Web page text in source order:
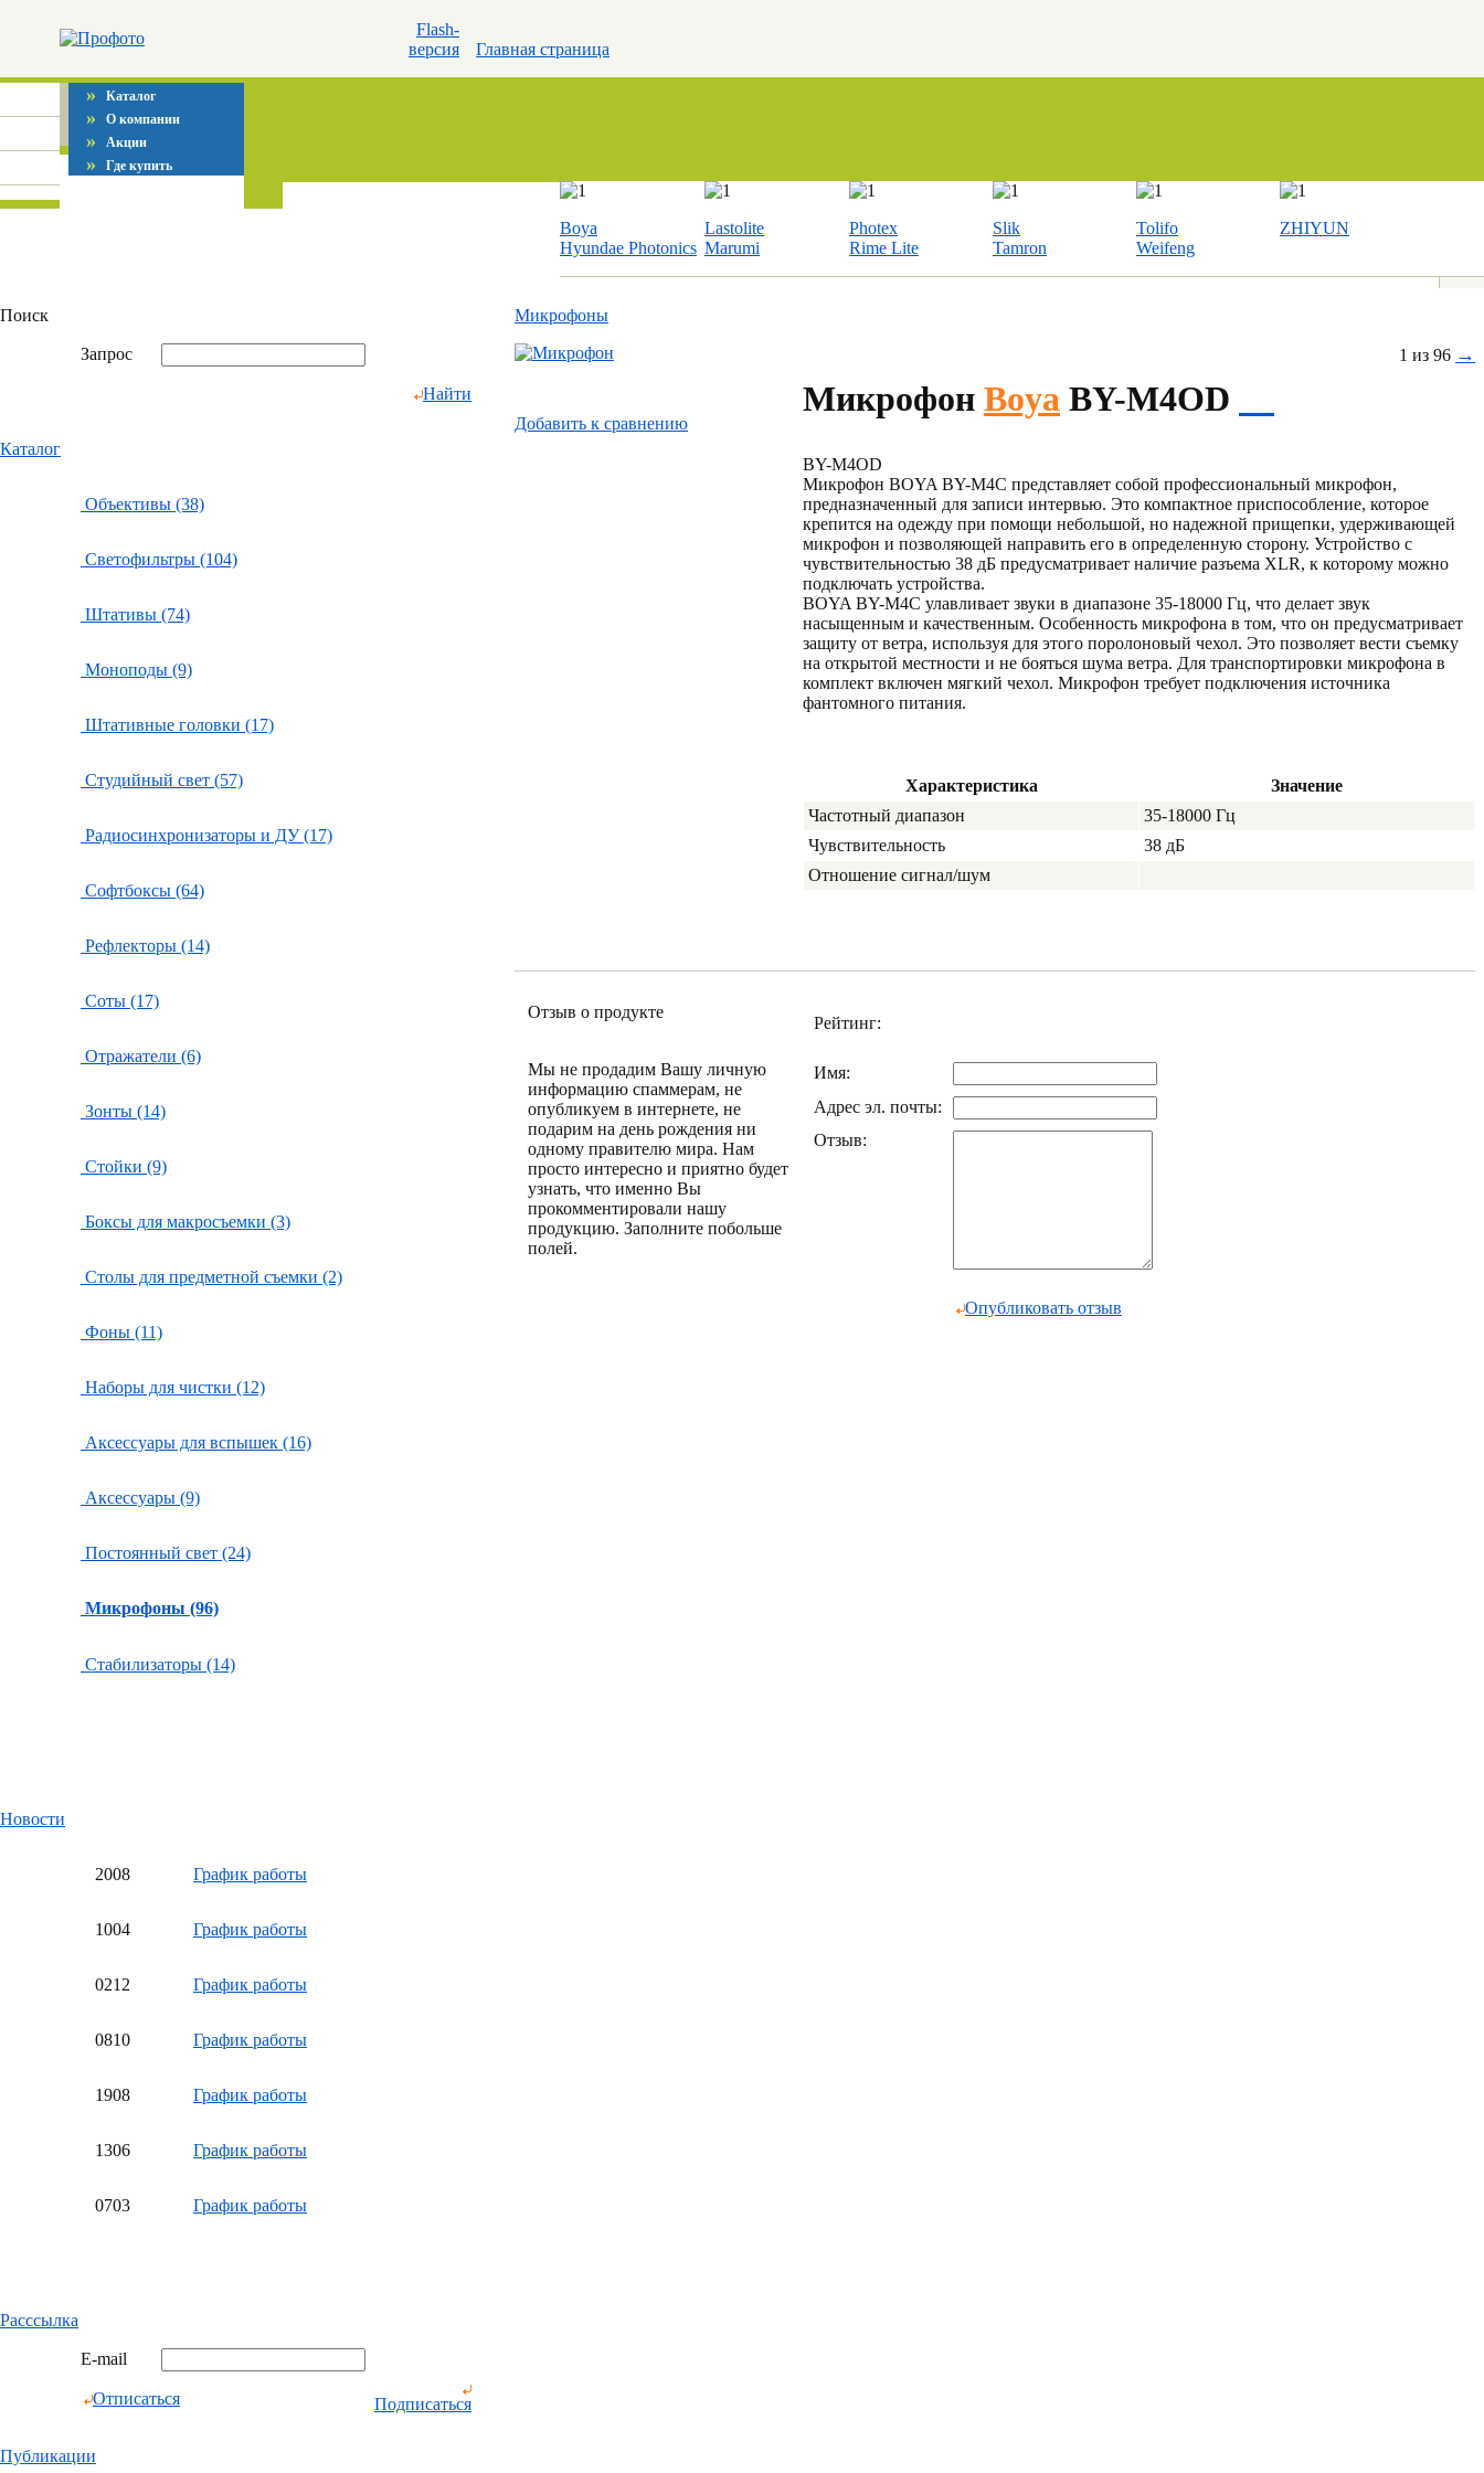
Flash-
версия
Главная страница
» Каталог
» О компании
» Акции
» Где купить
Boya
Hyundae Photonics
Lastolite
Marumi
Photex
Rime Lite
Slik
Tamron
Tolifo
Weifeng
ZHIYUN
Поиск
Запрос
Найти
Каталог
Объективы (38)
Светофильтры (104)
Штативы (74)
Моноподы (9)
Штативные головки (17)
Студийный свет (57)
Радиосинхронизаторы и ДУ (17)
Софтбоксы (64)
Рефлекторы (14)
Соты (17)
Отражатели (6)
Зонты (14)
Стойки (9)
Боксы для макросъемки (3)
Столы для предметной съемки (2)
Фоны (11)
Наборы для чистки (12)
Аксессуары для вспышек (16)
Аксессуары (9)
Постоянный свет (24)
Микрофоны (96)
Стабилизаторы (14)
Новости
2008 График работы
1004 График работы
0212 График работы
0810 График работы
1908 График работы
1306 График работы
0703 График работы
Расссылка
E-mail
Отписаться Подписаться
Публикации
Микрофоны
Добавить к cравнению
1 из 96 →
Микрофон Boya BY-M4OD
BY-M4OD
Микрофон BOYA BY-M4C представляет собой профессиональный микрофон,
предназначенный для записи интервью. Это компактное приспособление, которое
крепится на одежду при помощи небольшой, но надежной прищепки, удерживающей
микрофон и позволяющей направить его в определенную сторону. Устройство с
чувствительностью 38 дБ предусматривает наличие разъема XLR, к которому можно
подключать устройства.
BOYA BY-M4C улавливает звуки в диапазоне 35-18000 Гц, что делает звук
насыщенным и качественным. Особенность микрофона в том, что он предусматривает
защиту от ветра, используя для этого поролоновый чехол. Это позволяет вести съемку
на открытой местности и не бояться шума ветра. Для транспортировки микрофона в
комплект включен мягкий чехол. Микрофон требует подключения источника
фантомного питания.
Характеристика
Значение
Частотный диапазон
35-18000 Гц
Чувствительность
38 дБ
Отношение сигнал/шум
Отзыв о продукте
Мы не продадим Вашу личную
информацию спаммерам, не
опубликуем в интернете, не
подарим на день рождения ни
одному правителю мира. Нам
просто интересно и приятно будет
узнать, что именно Вы
прокомментировали нашу
продукцию. Заполните побольше
полей.
Рейтинг:
Имя:
Адрес эл. почты:
Отзыв:
Опубликовать отзыв